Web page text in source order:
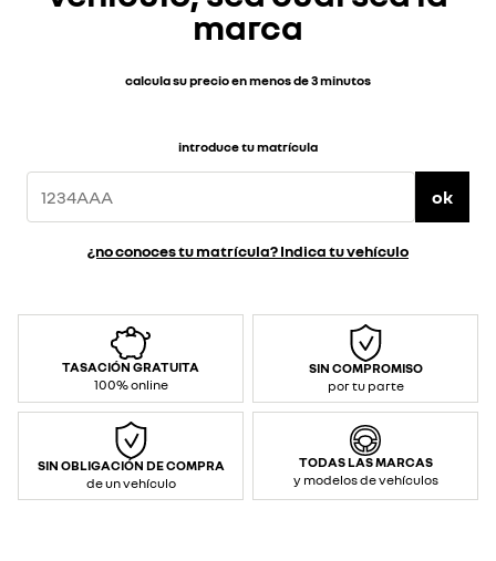
marca
calcula su precio en menos de 3 minutos
introduce tu matrícula
ok
¿no conoces tu matrícula? Indica tu vehículo
TASACIÓN GRATUITA
100% online
SIN COMPROMISO
por tu parte
SIN OBLIGACIÓN DE COMPRA
de un vehículo
TODAS LAS MARCAS
y modelos de vehículos